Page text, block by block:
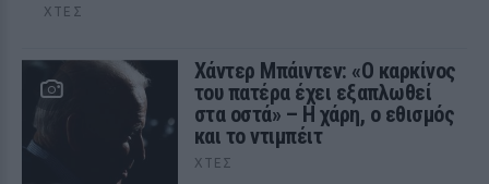
ΧΤΕΣ
Χάντερ Μπάιντεν: «Ο καρκίνος
του πατέρα έχει εξαπλωθεί
στα οστά» – Η χάρη, ο εθισμός
και το ντιμπέιτ
ΧΤΕΣ